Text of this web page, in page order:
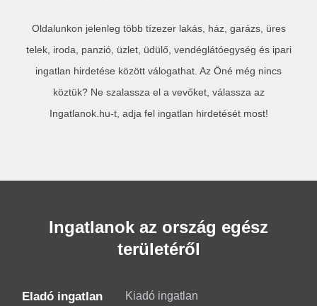
Oldalunkon jelenleg több tízezer lakás, ház, garázs, üres
telek, iroda, panzió, üzlet, üdülő, vendéglátóegység és ipari
ingatlan hirdetése között válogathat. Az Öné még nincs
köztük? Ne szalassza el a vevőket, válassza az
Ingatlanok.hu-t, adja fel ingatlan hirdetését most!
Ingatlanok az ország egész
területéről
Eladó ingatlan Kiadó ingatlan